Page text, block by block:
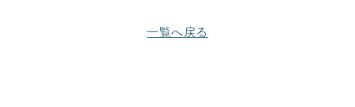
一覧へ戻る